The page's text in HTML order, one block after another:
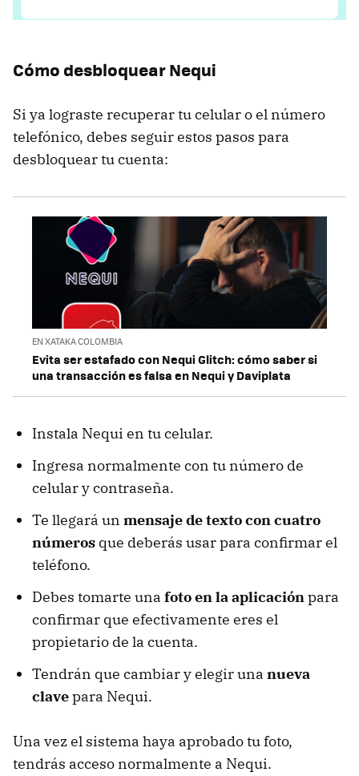
Cómo desbloquear Nequi
Si ya lograste recuperar tu celular o el número
telefónico, debes seguir estos pasos para
desbloquear tu cuenta:
EN XATAKA COLOMBIA
Evita ser estafado con Nequi Glitch: cómo saber si
una transacción es falsa en Nequi y Daviplata
Instala Nequi en tu celular.
Ingresa normalmente con tu número de
celular y contraseña.
Te llegará un mensaje de texto con cuatro
números que deberás usar para confirmar el
teléfono.
Debes tomarte una foto en la aplicaciónpara
confirmar que efectivamente eres el
propietario de la cuenta.
Tendrán que cambiar y elegir una nueva
clavepara Nequi.
Una vez el sistema haya aprobado tu foto,
tendrás acceso normalmente a Nequi.